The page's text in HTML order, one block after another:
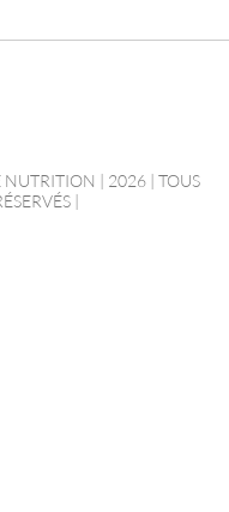
NUTRITION | 2026 | TOUS
|